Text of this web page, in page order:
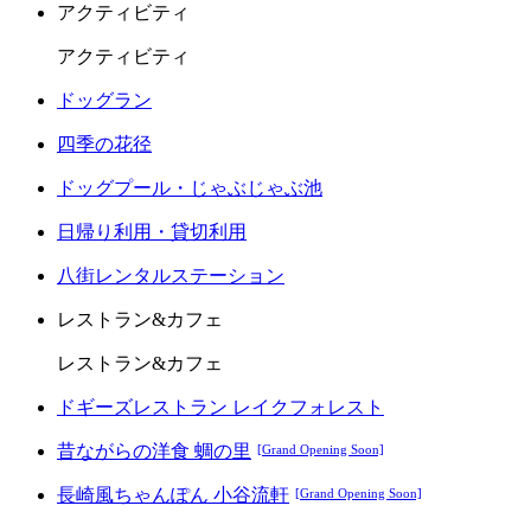
アクティビティ
アクティビティ
ドッグラン
四季の花径
ドッグプール・じゃぶじゃぶ池
日帰り利用・貸切利用
八街レンタルステーション
レストラン&カフェ
レストラン&カフェ
ドギーズレストラン レイクフォレスト
昔ながらの洋食 蜩の里 [Grand Opening Soon]
長崎風ちゃんぽん 小谷流軒 [Grand Opening Soon]